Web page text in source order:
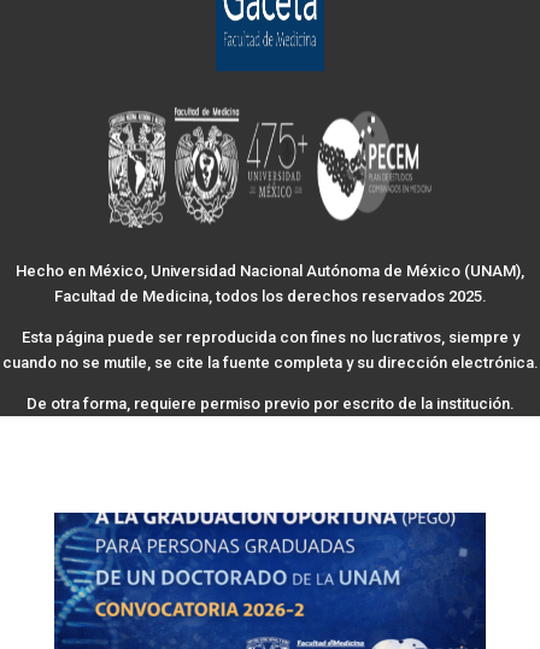
Hecho en México, Universidad Nacional Autónoma de México (UNAM),
Facultad de Medicina, todos los derechos reservados 2025.
Esta página puede ser reproducida con fines no lucrativos, siempre y
cuando no se mutile, se cite la fuente completa y su dirección electrónica.
De otra forma, requiere permiso previo por escrito de la institución.